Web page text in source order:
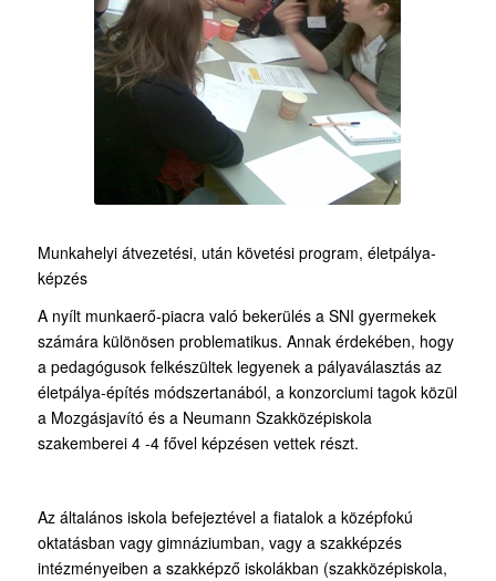
Munkahelyi átvezetési, után követési program, életpálya-
képzés
A nyílt munkaerő-piacra való bekerülés a SNI gyermekek
számára különösen problematikus. Annak érdekében, hogy
a pedagógusok felkészültek legyenek a pályaválasztás az
életpálya-építés módszertanából, a konzorciumi tagok közül
a Mozgásjavító és a Neumann Szakközépiskola
szakemberei 4 -4 fővel képzésen vettek részt.
Az általános iskola befejeztével a fiatalok a középfokú
oktatásban vagy gimnáziumban, vagy a szakképzés
intézményeiben a szakképző iskolákban (szakközépiskola,